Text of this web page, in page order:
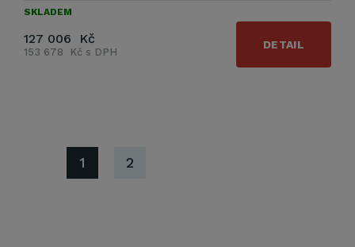
SKLADEM
127 006 Kč
153 678 Kč s DPH
DETAIL
1 2